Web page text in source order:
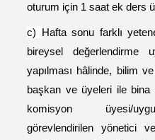
oturum için 1 saat ek ders
c) Hafta sonu farklı
bireysel değerlendirme
yapılması hâlinde, bilim
başkan ve üyeleri ile bina
komisyon üyesi/
görevlendirilen yönetici